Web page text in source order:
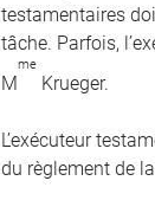
testamentaires
tâche. Parfois,
M
me
Krueger.
L’exécuteur
du règlement de